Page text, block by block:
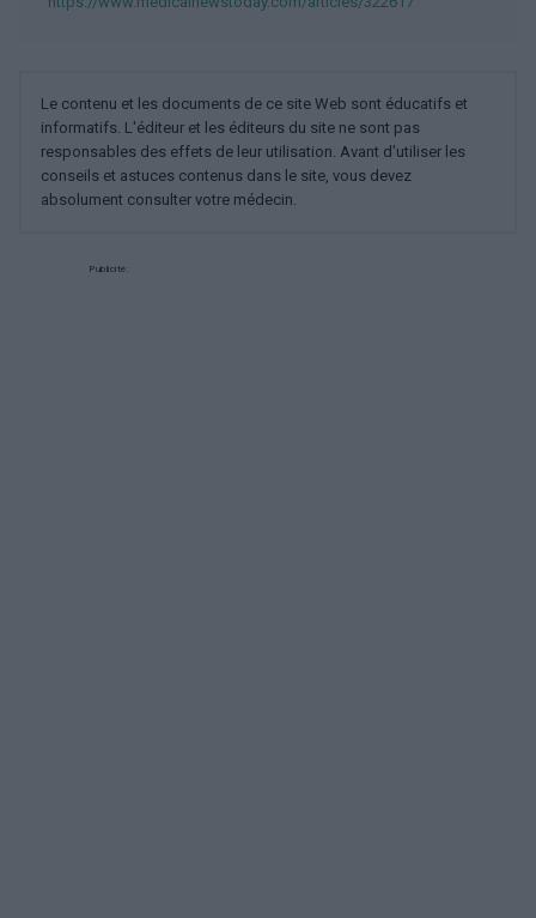
Le contenu et les documents de ce site Web sont éducatifs et
informatifs. L'éditeur et les éditeurs du site ne sont pas
responsables des effets de leur utilisation. Avant d'utiliser les
conseils et astuces contenus dans le site, vous devez
absolument consulter votre médecin.
Publicité: